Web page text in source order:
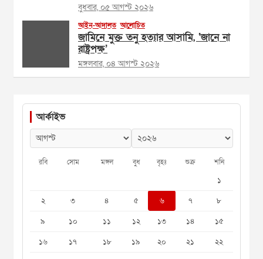
বুধবার, ০৫ আগস্ট ২০২৬
আইন-আদালত আলোচিত
জামিনে মুক্ত তনু হত্যার আসামি, ‘জানে না
রাষ্ট্রপক্ষ’
মঙ্গলবার, ০৪ আগস্ট ২০২৬
আর্কাইভ
রবি সোম মঙ্গল বুধ বৃহঃ শুক্র শনি
১
২
৩ ৪ ৫ ৬ ৭
৮
৯
১০ ১১ ১২ ১৩ ১৪
১৫
১৬
১৭ ১৮ ১৯ ২০ ২১
২২